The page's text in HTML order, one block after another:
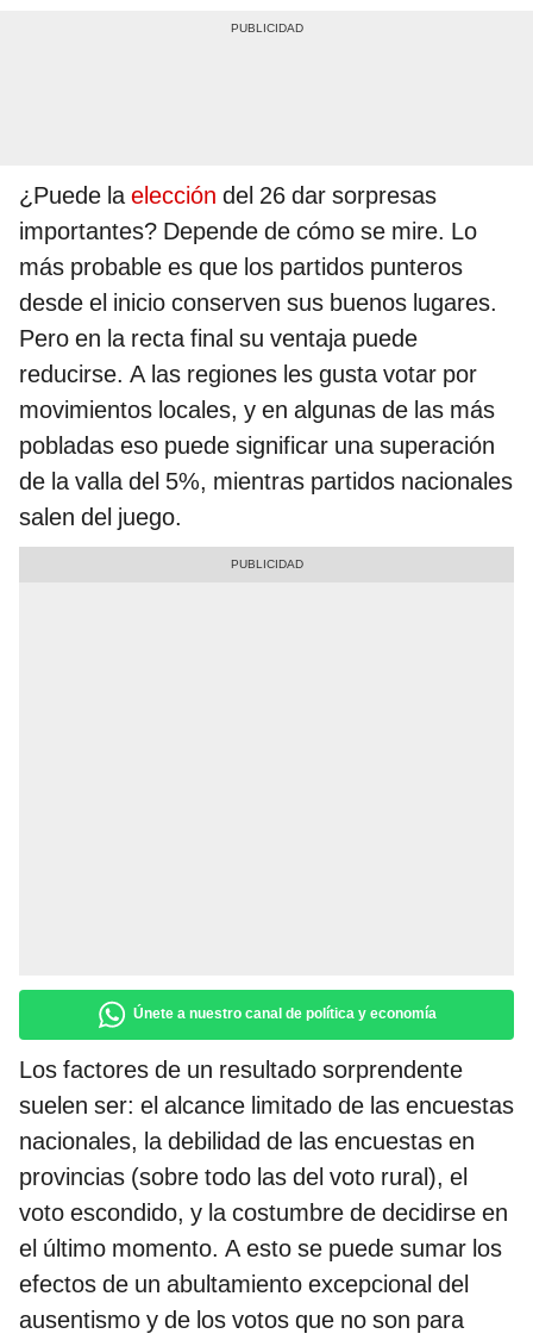
¿Puede laelección del 26 dar sorpresas
importantes? Depende de cómo se mire. Lo
más probable es que los partidos punteros
desde el inicio conserven sus buenos lugares.
Pero en la recta final su ventaja puede
reducirse. A las regiones les gusta votar por
movimientos locales, y en algunas de las más
pobladas eso puede significar una superación
de la valla del 5%, mientras partidos nacionales
salen del juego.
Únete a nuestro canal de política y economía
Los factores de un resultado sorprendente
suelen ser: el alcance limitado de las encuestas
nacionales, la debilidad de las encuestas en
provincias (sobre todo las del voto rural), el
voto escondido, y la costumbre de decidirse en
el último momento. A esto se puede sumar los
efectos de un abultamiento excepcional del
ausentismo y de los votos que no son para